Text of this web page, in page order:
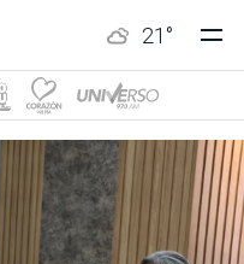
21 °